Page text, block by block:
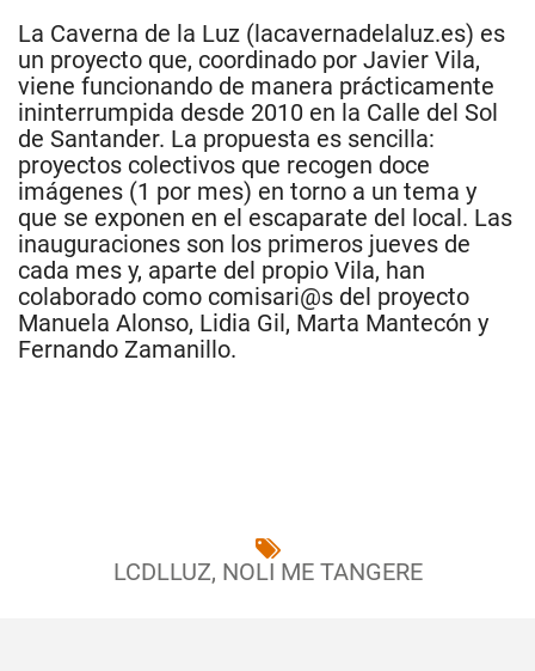
La Caverna de la Luz (lacavernadelaluz.es) es
un proyecto que, coordinado por Javier Vila,
viene funcionando de manera prácticamente
ininterrumpida desde 2010 en la Calle del Sol
de Santander. La propuesta es sencilla:
proyectos colectivos que recogen doce
imágenes (1 por mes) en torno a un tema y
que se exponen en el escaparate del local. Las
inauguraciones son los primeros jueves de
cada mes y, aparte del propio Vila, han
colaborado como comisari@s del proyecto
Manuela Alonso, Lidia Gil, Marta Mantecón y
Fernando Zamanillo.
LCDLLUZ, NOLI ME TANGERE